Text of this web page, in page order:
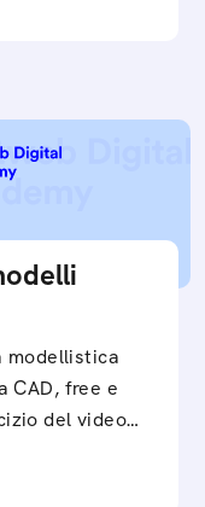
modellistica
CAD, free e
del video…